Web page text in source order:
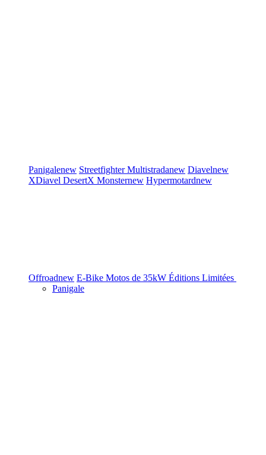
Panigalenew StreetfighterMultistradanew Diavelnew
XDiavel DesertX Monsternew Hypermotardnew
Offroadnew E-Bike Motos de 35kW Éditions Limitées
Panigale